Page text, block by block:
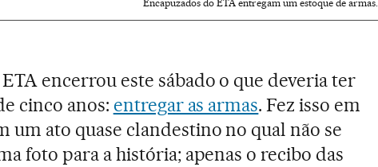
Encapuzados do ETA entregam um estoque de armas.
encerrou este sábado o que deveria ter
cinco anos: entregar as armas. Fez isso em
um ato quase clandestino no qual não se
foto para a história; apenas o recibo das